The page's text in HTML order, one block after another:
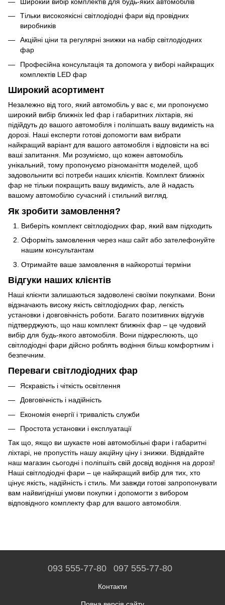
Тільки високоякісні світлодіодні фари від провідних
виробників
Акційні ціни та регулярні знижки на набір світлодіодних
фар
Професійна консультація та допомога у виборі найкращих
комплектів LED фар
Широкий асортимент
Незалежно від того, який автомобіль у вас є, ми пропонуємо
широкий вибір ближніх led фар і габаритних ліхтарів, які
підійдуть до вашого автомобіля і поліпшать вашу видимість на
дорозі. Наші експерти готові допомогти вам вибрати
найкращий варіант для вашого автомобіля і відповісти на всі
ваші запитання. Ми розуміємо, що кожен автомобіль
унікальний, тому пропонуємо різноманіття моделей, щоб
задовольнити всі потреби наших клієнтів. Комплект ближніх
фар не тільки покращить вашу видимість, але й надасть
вашому автомобілю сучасний і стильний вигляд.
Як зробити замовлення?
Виберіть комплект світлодіодних фар, який вам підходить
Оформіть замовлення через наш сайт або зателефонуйте
нашим консультантам
Отримайте ваше замовлення в найкоротші терміни
Відгуки наших клієнтів
Наші клієнти залишаються задоволені своїми покупками. Вони
відзначають високу якість світлодіодних фар, легкість
установки і довговічність роботи. Багато позитивних відгуків
підтверджують, що наш комплект ближніх фар – це чудовий
вибір для будь-якого автомобіля. Вони підкреслюють, що
світлодіодні фари дійсно роблять водіння більш комфортним і
безпечним.
Переваги світлодіодних фар
Яскравість і чіткість освітлення
Довговічність і надійність
Економія енергії і тривалість служби
Простота установки і експлуатації
Так що, якщо ви шукаєте нові автомобільні фари і габаритні
ліхтарі, не пропустіть нашу акційну ціну і знижки. Відвідайте
наш магазин сьогодні і поліпшіть свій досвід водіння на дорозі!
Наші світлодіодні фари – це найкращий вибір для тих, хто
цінує якість, надійність і стиль. Ми завжди готові запропонувати
вам найвигідніші умови покупки і допомогти з вибором
відповідного комплекту фар для вашого автомобіля.
093 555-77-80 097 555-77-80
Контакти